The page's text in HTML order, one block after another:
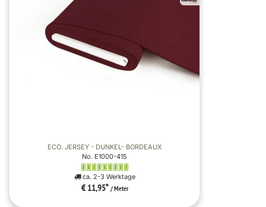
ECO. JERSEY - DUNKEL- BORDEAUX
No. E1000-415
ca. 2-3 Werktage
€ 11,95* / Meter